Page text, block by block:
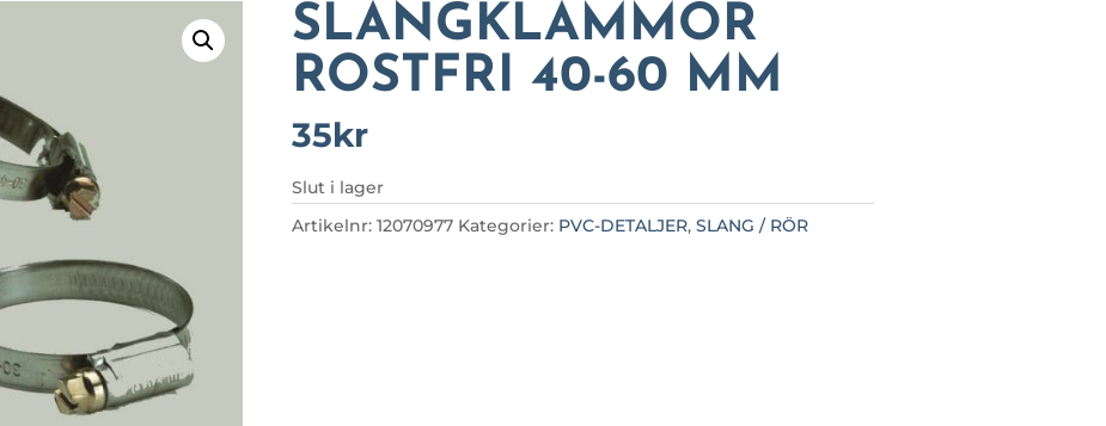
SLANGKLÄMMOR
ROSTFRI 40-60 MM
35kr
Slut i lager
Artikelnr: 12070977 Kategorier: PVC-DETALJER, SLANG / RÖR